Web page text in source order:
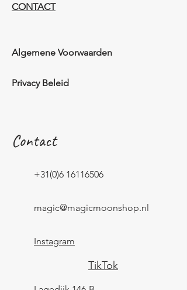
CONTACT
Algemene Voorwaarden
Privacy Beleid
Contact
+31(0)6 16116506
magic@magicmoonshop.nl
Instagram
TikTok